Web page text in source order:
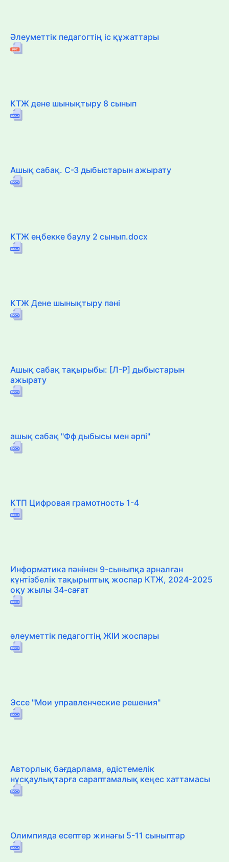
Әлеуметтік педагогтің іс құжаттары
КТЖ дене шынықтыру 8 сынып
Ашық сабақ. С-З дыбыстарын ажырату
КТЖ еңбекке баулу 2 сынып.docx
КТЖ Дене шынықтыру пәні
Ашық сабақ тақырыбы: [Л-Р] дыбыстарын
ажырату
ашық сабақ "Фф дыбысы мен әрпі"
КТП Цифровая грамотность 1-4
Информатика пәнінен 9-сыныпқа арналған
күнтізбелік тақырыптық жоспар КТЖ, 2024-2025
оқу жылы 34-сағат
әлеуметтік педагогтің ЖІИ жоспары
Эссе "Мои управленческие решения"
Авторлық бағдарлама, әдістемелік
нұсқаулықтарға сараптамалық кеңес хаттамасы
Олимпияда есептер жинағы 5-11 сыныптар